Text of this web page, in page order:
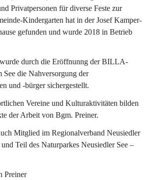
Privatpersonen für diverse Feste zur
Kindergarten hat in der Josef Kamper-
gefunden und wurde 2018 in Betrieb
durch die Eröffnunng der BILLA-
See die Nahversorgung der
und -bürger sichergestellt.
Vereine und Kulturaktivitäten bilden
der Arbeit von Bgm. Preiner.
Mitglied im Regionalverband Neusiedler
Teil des Naturparkes Neusiedler See –
Preiner